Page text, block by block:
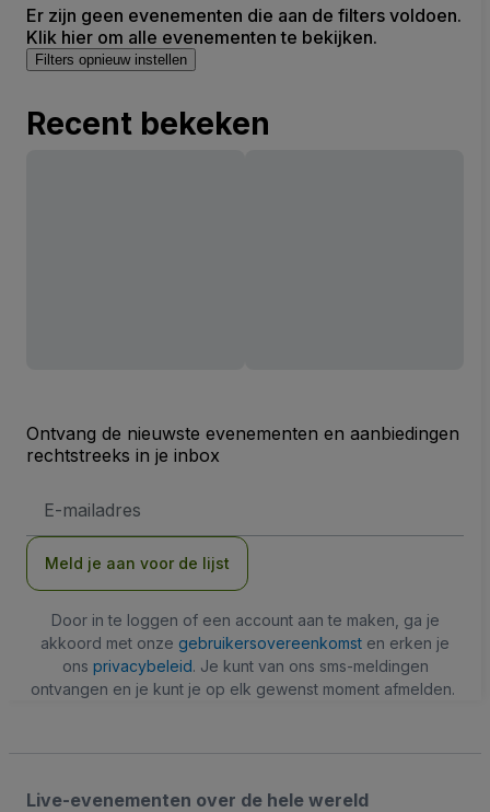
Er zijn geen evenementen die aan de filters voldoen.
Klik hier om alle evenementen te bekijken.
Filters opnieuw instellen
Recent bekeken
Ontvang de nieuwste evenementen en aanbiedingen
rechtstreeks in je inbox
mailadres
Meld je aan voor de lijst
Door in te loggen of een account aan te maken, ga je
akkoord met onze gebruikersovereenkomst en erken je
ons privacybeleid. Je kunt van ons sms-meldingen
ontvangen en je kunt je op elk gewenst moment afmelden.
Live-evenementen over de hele wereld